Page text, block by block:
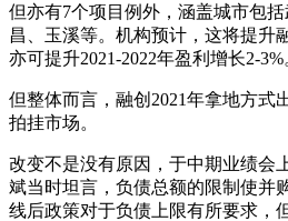
但亦有7个项目例外，涵盖城市包
昌、玉溪等。机构预计，这将提升
亦可提升2021-2022年盈利增长2-3%
但整体而言，融创2021年拿地方式
拍挂市场。
改变不是没有原因，于中期业绩会
斌当时坦言，负债总额的限制使并
线后政策对于负债上限有所要求，